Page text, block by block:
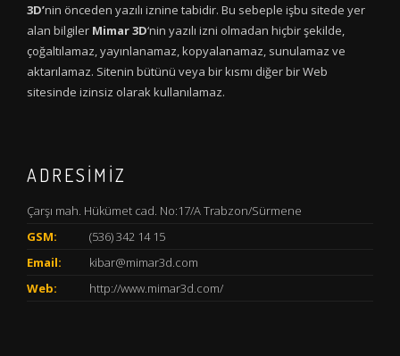
3D’nin önceden yazılı iznine tabidir. Bu sebeple işbu sitede yer
alan bilgiler Mimar 3D‘nin yazılı izni olmadan hiçbir şekilde,
çoğaltılamaz, yayınlanamaz, kopyalanamaz, sunulamaz ve
aktarılamaz. Sitenin bütünü veya bir kısmı diğer bir Web
sitesinde izinsiz olarak kullanılamaz.
ADRESİMİZ
Çarşı mah. Hükümet cad. No:17/A Trabzon/Sürmene
GSM:
(536) 342 14 15
Email:
kibar@mimar3d.com
Web:
http://www.mimar3d.com/